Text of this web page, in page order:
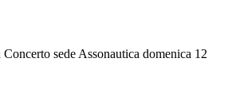
Concerto sede Assonautica domenica 12